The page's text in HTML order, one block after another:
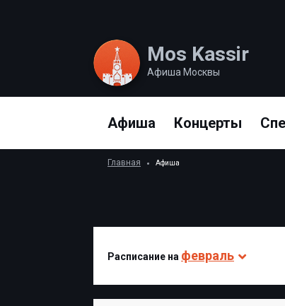
Mos Kassir
Афиша Москвы
Афиша Концерты
Главная Афиша
Раcписание на февраль